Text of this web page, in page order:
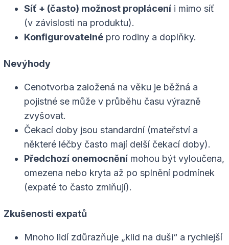
Síť + (často) možnost proplácení i mimo síť
(v závislosti na produktu).
Konfigurovatelné pro rodiny a doplňky.
Nevýhody
Cenotvorba založená na věku je běžná a
pojistné se může v průběhu času výrazně
zvyšovat.
Čekací doby jsou standardní (mateřství a
některé léčby často mají delší čekací doby).
Předchozí onemocnění mohou být vyloučena,
omezena nebo kryta až po splnění podmínek
(expaté to často zmiňují).
Zkušenosti expatů
Mnoho lidí zdůrazňuje „klid na duši“ a rychlejší